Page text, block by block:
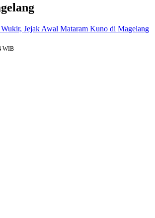
Jejak Awal Mataram Kuno di Magelang
WIB